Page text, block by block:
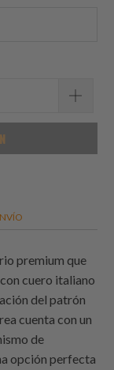
premium que
cuero italiano
del patrón
cuenta con un
de
opción perfecta